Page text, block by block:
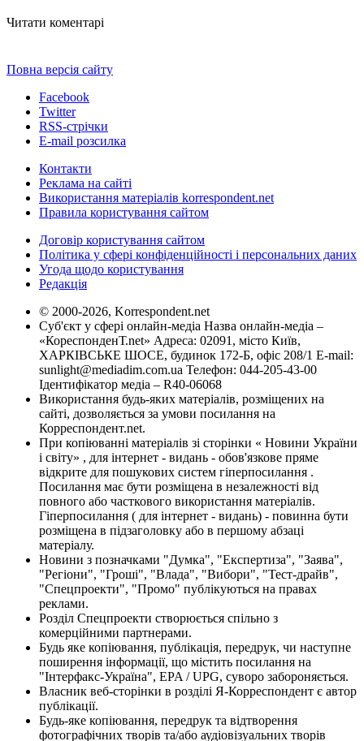
Читати коментарі
Повна версія сайту
Facebook
Twitter
RSS-стрічки
E-mail розсилка
Контакти
Реклама на сайті
Використання матеріалів korrespondent.net
Правила користування сайтом
Договір користування сайтом
Політика у сфері конфіденційності і персональних даних
Угода щодо користування
Редакція
© 2000-2026, Korrespondent.net
Суб'єкт у сфері онлайн-медіа Назва онлайн-медіа –
«КореспонденТ.net» Адреса: 02091, місто Київ,
ХАРКІВСЬКЕ ШОСЕ, будинок 172-Б, офіс 208/1 E-mail:
sunlight@mediadim.com.ua Телефон: 044-205-43-00
Ідентифікатор медіа – R40-06068
Використання будь-яких матеріалів, розміщених на
сайті, дозволяється за умови посилання на
Корреспондент.net.
При копіюванні матеріалів зі сторінки « Новини України
і світу» , для інтернет - видань - обов'язкове пряме
відкрите для пошукових систем гіперпосилання .
Посилання має бути розміщена в незалежності від
повного або часткового використання матеріалів.
Гіперпосилання ( для інтернет - видань) - повинна бути
розміщена в підзаголовку або в першому абзаці
матеріалу.
Новини з позначками "Думка", "Експертиза", "Заява",
"Регіони", "Гроші", "Влада", "Вибори", "Тест-драйв",
"Спецпроекти", "Промо" публікуються на правах
реклами.
Розділ Спецпроекти створюється спільно з
комерційними партнерами.
Будь яке копіювання, публікація, передрук, чи наступне
поширення інформації, що містить посилання на
"Інтерфакс-Україна", EPA / UPG, суворо забороняється.
Власник веб-сторінки в розділі Я-Корреспондент є автор
публікації.
Будь-яке копіювання, передрук та відтворення
фотографічних творів та/або аудіовізуальних творів